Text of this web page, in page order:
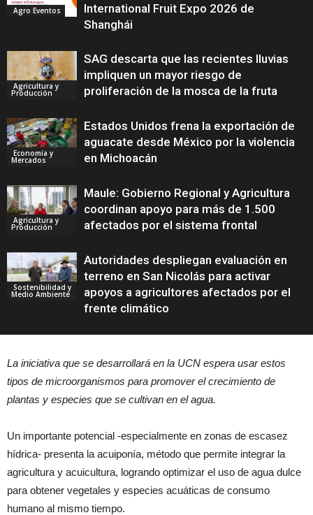
Agro Eventos
International Fruit Expo 2026 de
Shanghái
Agricultura y
Producción
SAG descarta que las recientes lluvias
impliquen un mayor riesgo de
proliferación de la mosca de la fruta
Economía y
Mercados
Estados Unidos frena la exportación de
aguacate desde México por la violencia
en Michoacán
Agricultura y
Producción
Maule: Gobierno Regional y Agricultura
coordinan apoyo para más de 1.500
afectados por el sistema frontal
Sostenibilidad y
Medio Ambiente
Autoridades despliegan evaluación en
terreno en San Nicolás para activar
apoyos a agricultores afectados por el
frente climático
La iniciativa que se desarrollará en la UCN espera usar estos
tipos de microorganismos para promover el crecimiento de
plantas y especies que se cultivan en el agua.
Un importante potencial -especialmente en zonas de escasez
hídrica- presenta la acuiponía, método que permite integrar la
agricultura y acuicultura, logrando optimizar el uso de agua dulce
para obtener vegetales y especies acuáticas de consumo
humano al mismo tiempo.